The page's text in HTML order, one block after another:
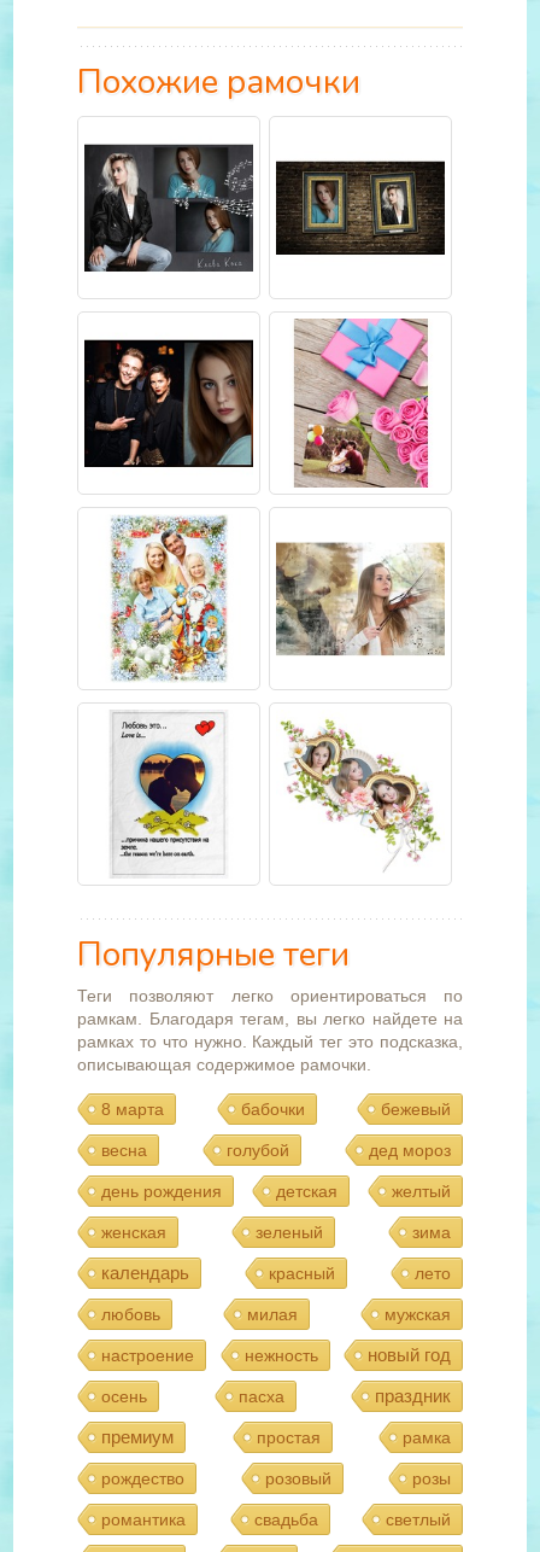
Похожие рамочки
Популярные теги
Теги позволяют легко ориентироваться по
рамкам. Благодаря тегам, вы легко найдете на
рамках то что нужно. Каждый тег это подсказка,
описывающая содержимое рамочки.
8 марта бабочки бежевый
весна голубой дед мороз
день рождения детская желтый
женская зеленый зима
календарь красный лето
любовь милая мужская
настроение нежность новый год
осень пасха
праздник
премиум
простая рамка
рождество розовый розы
романтика свадьба светлый